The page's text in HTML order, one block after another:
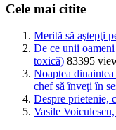
Cele mai citite
Merită să aştepţi
De ce unii
toxică) 83395
Noaptea
chef să înveţi în
Despre prietenie,
Vasile